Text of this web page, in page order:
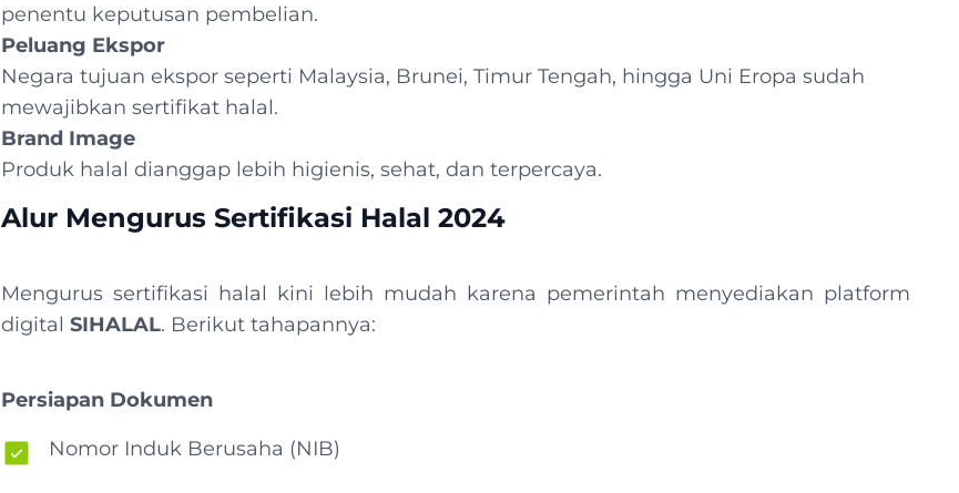
penentu keputusan pembelian.
Peluang Ekspor
Negara tujuan ekspor seperti Malaysia, Brunei, Timur Tengah, hingga Uni Eropa sudah
mewajibkan sertifikat halal.
Brand Image
Produk halal dianggap lebih higienis, sehat, dan terpercaya.
Alur Mengurus Sertifikasi Halal 2024
Mengurus sertifikasi halal kini lebih mudah karena pemerintah menyediakan platform
digitalSIHALAL. Berikut tahapannya:
Persiapan Dokumen
Nomor Induk Berusaha (NIB)